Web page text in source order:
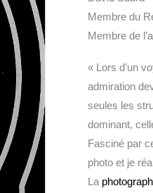
Membre du
Membre de
« Lors d’un
admiration
seules les
dominant,
Fasciné par
photo et je
La